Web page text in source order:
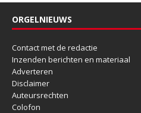
ORGELNIEUWS
Contact met de redactie
Inzenden berichten en materiaal
Adverteren
Disclaimer
Auteursrechten
Colofon